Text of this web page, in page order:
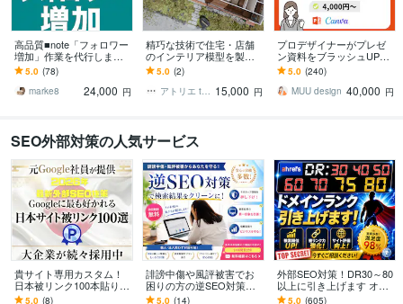
高品質■note「フォロワー
増加」作業を代行します
【大好評】ひと月400～10
00フォロワー増実績●完全
手動
5.0 (78)
marke8
24,000 円
精巧な技術で住宅・店舗
のインテリア模型を製作
します プレゼン、竣工記
念、展示会、インテリア
検討など
5.0 (2)
アトリエ ten ten 15,000 円
プロデザイナーがプレゼ
ン資料をブラッシュUPし
ます PowerPoint パワポ、
Canva キャンバ、対応
可！
5.0 (240)
MUU design 40,000 円
SEO外部対策の人気サービス
貴サイト専用カスタム！
日本被リンク100本貼りま
す 元Google社員提供！最
5.0 (8)
誹謗中傷や風評被害でお
困りの方の逆SEO対策し
ます ネット上での嫌がら
5.0 (14)
外部SEO対策！DR30～80
以上に引き上げます オプ
ションでDR40,DR50,DR6
5.0 (605)